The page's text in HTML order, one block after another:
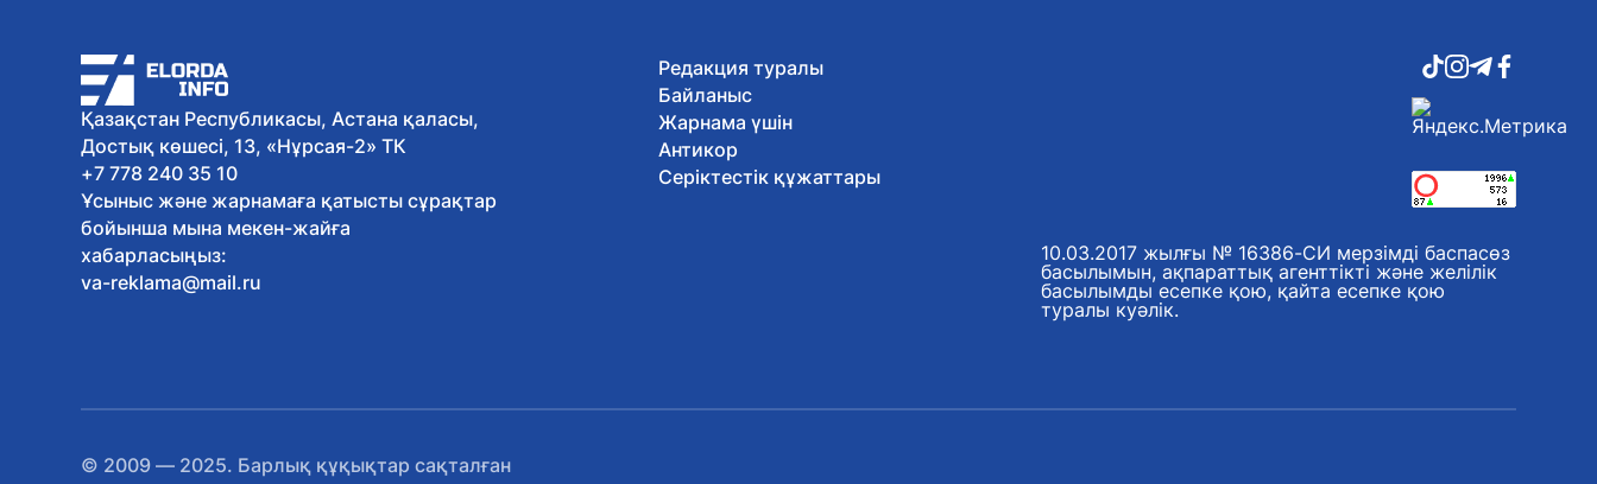
Қазақстан Республикасы, Астана қаласы,
Достық көшесі, 13, «Нұрсая-2» ТК
+7 778 240 35 10
Ұсыныс және жарнамаға қатысты сұрақтар
бойынша мына мекен-жайға
хабарласыңыз:
va-reklama@mail.ru
Редакция туралы
Байланыс
Жарнама үшін
Антикор
Серіктестік құжаттары
10.03.2017 жылғы № 16386-СИ мерзімді баспасөз
басылымын, ақпараттық агенттікті және желілік
басылымды есепке қою, қайта есепке қою
туралы куәлік.
© 2009 — 2025. Барлық құқықтар сақталған